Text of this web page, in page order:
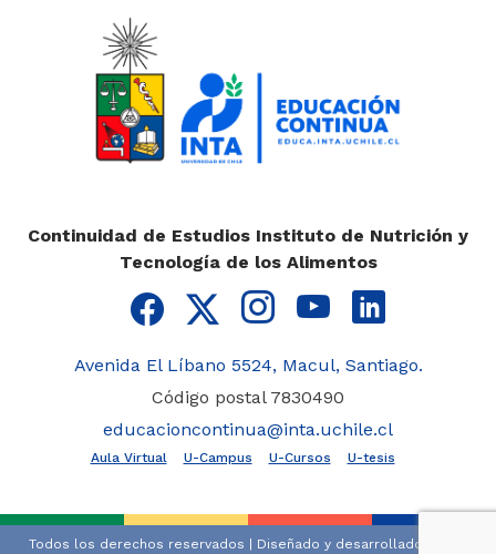
Continuidad de Estudios Instituto de Nutrición y
Tecnología de los Alimentos
Avenida El Líbano 5524, Macul, Santiago.
Código postal 7830490
educacioncontinua@inta.uchile.cl
Aula Virtual U-Campus U-Cursos U-tesis
Todos los derechos reservados | Diseñado y desarrollado por la